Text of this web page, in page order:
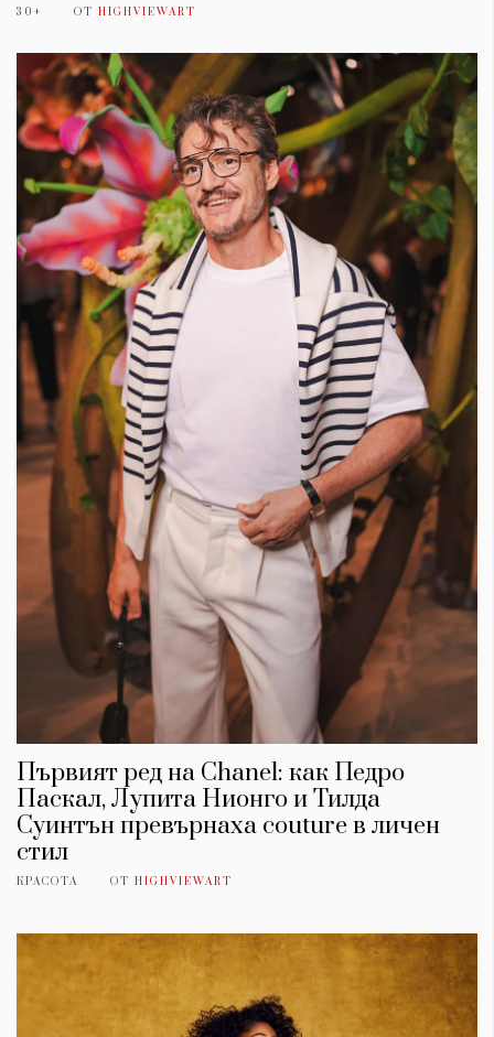
30+ ОТ HIGHVIEWART
Първият ред на Chanel: как Педро
Паскал, Лупита Нионго и Тилда
Суинтън превърнаха couture в личен
стил
КРАСОТА ОТ HIGHVIEWART